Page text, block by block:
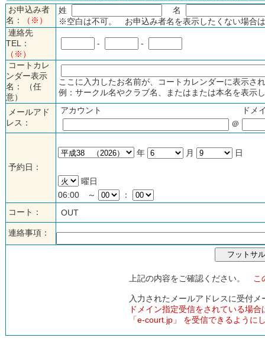
お申込み者
名：
（※）
姓
名
※空白は不可。 お申込み者名を表示したくない場合
連絡先
TEL：
（※）
- -
コートカレ
ンダー表示
名： （任
意）
ここに入力したお名前が、コートカレンダーに表示
例：サークル名やクラブ名、またはまたは本名を表示
メールアド
レス：
アカウント
ドメ
＠
予約日：
年 月 日
曜日
06:00 ～
：
コート：
OUT
連絡事項：
上記の内容をご確認ください。 こ
入力されたメールアドレスに受付
ドメイン指定受信をされている場合
「e-court.jp」 を受信できるように